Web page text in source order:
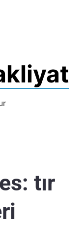
tır